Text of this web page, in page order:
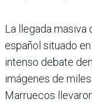
La llegada masiva
español situado
intenso debate
imágenes de
Marruecos